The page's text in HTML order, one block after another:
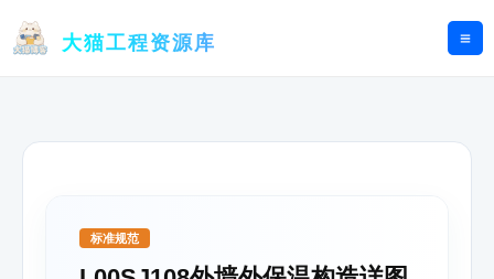
大猫工程资源库
标准规范